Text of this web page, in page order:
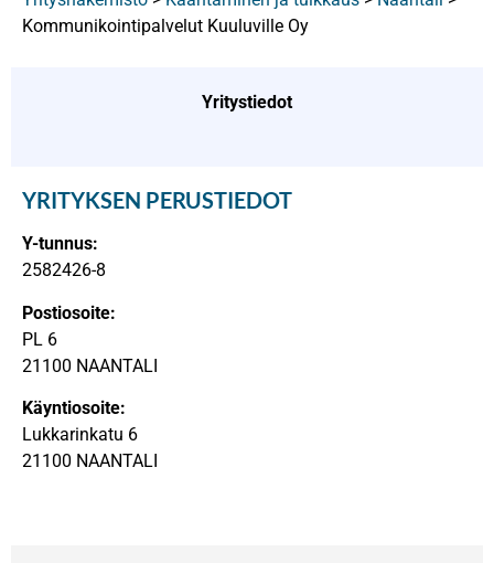
Kommunikointipalvelut Kuuluville Oy
Yritystiedot
YRITYKSEN PERUSTIEDOT
Y-tunnus:
2582426-8
Postiosoite:
PL 6
21100 NAANTALI
Käyntiosoite:
Lukkarinkatu 6
21100 NAANTALI